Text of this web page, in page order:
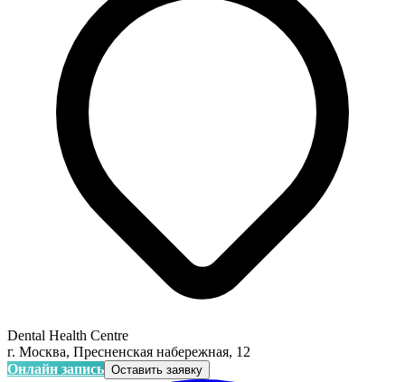
Dental Health Centre
г. Москва, Пресненская набережная, 12
Онлайн запись Оставить заявку